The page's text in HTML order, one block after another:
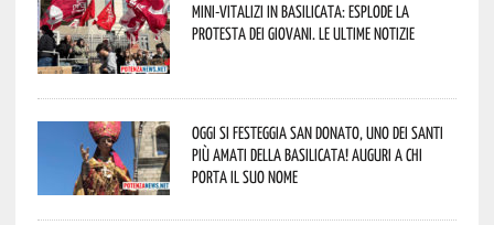
Mini-vitalizi in Basilicata: esplode la
protesta dei giovani. Le ultime notizie
Oggi si festeggia San Donato, uno dei Santi
più amati della Basilicata! Auguri a chi
porta il suo nome